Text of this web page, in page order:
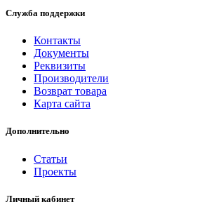
Служба поддержки
Контакты
Документы
Реквизиты
Производители
Возврат товара
Карта сайта
Дополнительно
Статьи
Проекты
Личный кабинет